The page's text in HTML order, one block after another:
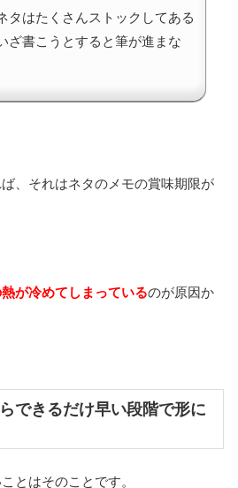
タはたくさんストックしてある
ざ書こうとすると筆が進まな
、それはネタのメモの賞味期限が
が冷めてしまっているのが原因か
できるだけ早い段階で形に
とはそのことです。